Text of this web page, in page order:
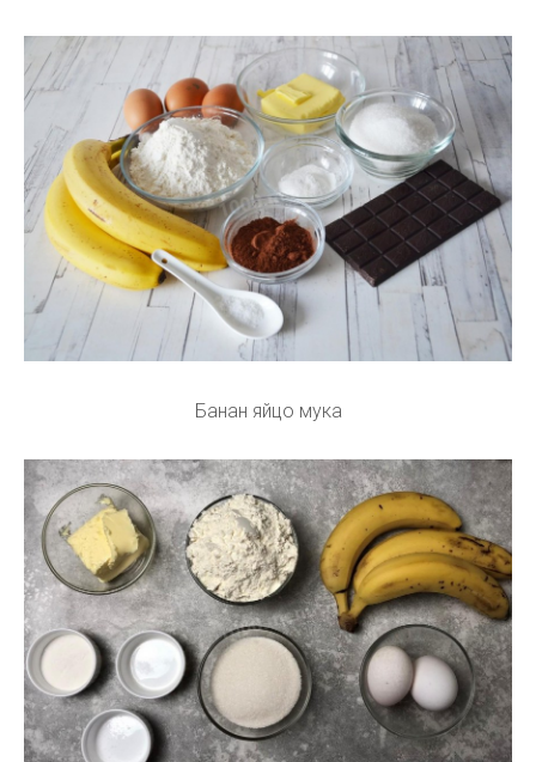
Банан яйцо мука